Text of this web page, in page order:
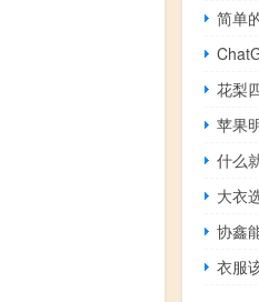
简单
苹果
什么
大衣
协鑫
衣服